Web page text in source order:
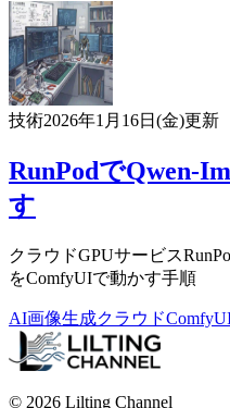
技術2026年1月16日(金)更新
RunPodでQwen-
す
クラウドGPUサービス
をComfyUIで動かす手順
AI画像生成クラウド
© 2026 Lilting Channel